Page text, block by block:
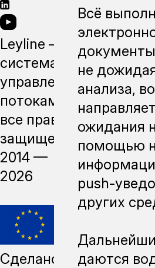
Leyline —
система
управления
потоками,
все права
защищены,
2014 —
2026
Сделано
Всё
не
анализа,
ожидания
помощью
push-
других
даются